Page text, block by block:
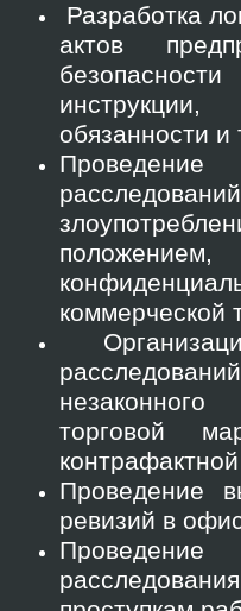
Разработка
актов
обязанности и
коммерческой
торговой
Проведение
ревизий в